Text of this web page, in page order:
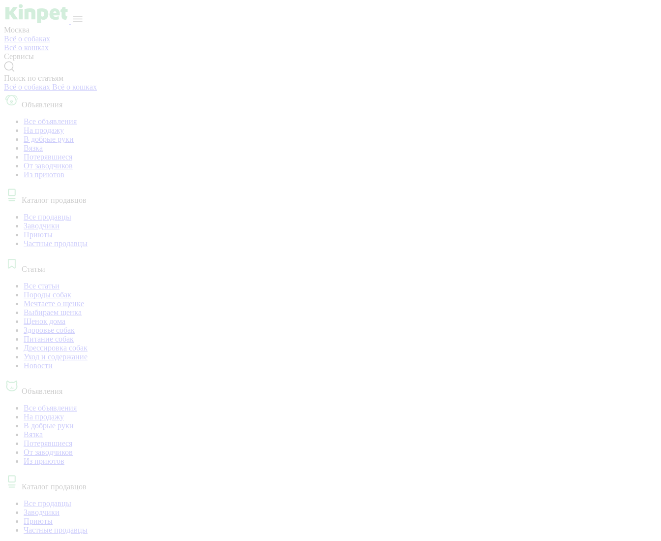
Москва
Всё о собаках
Всё о кошках
Сервисы
Поиск по статьям
Всё о собаках Всё о кошках
Объявления
Все объявления
На продажу
В добрые руки
Вязка
Потерявшиеся
От заводчиков
Из приютов
Каталог продавцов
Все продавцы
Заводчики
Приюты
Частные продавцы
Статьи
Все статьи
Породы собак
Мечтаете о щенке
Выбираем щенка
Щенок дома
Здоровье собак
Питание собак
Дрессировка собак
Уход и содержание
Новости
Объявления
Все объявления
На продажу
В добрые руки
Вязка
Потерявшиеся
От заводчиков
Из приютов
Каталог продавцов
Все продавцы
Заводчики
Приюты
Частные продавцы